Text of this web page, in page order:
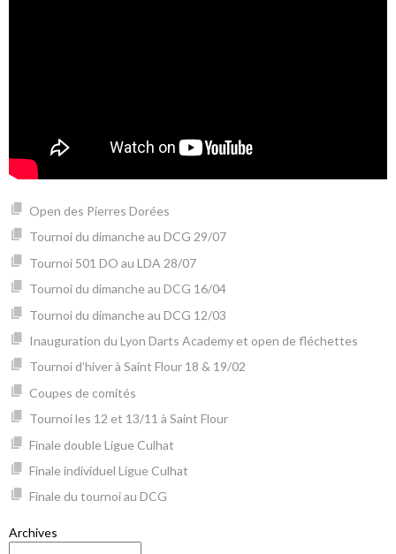
Open des Pierres Dorées
Tournoi du dimanche au DCG 29/07
Tournoi 501 DO au LDA 28/07
Tournoi du dimanche au DCG 16/04
Tournoi du dimanche au DCG 12/03
Inauguration du Lyon Darts Academy et open de fléchettes
Tournoi d’hiver à Saint Flour 18 & 19/02
Coupes de comités
Tournoi les 12 et 13/11 à Saint Flour
Finale double Ligue Culhat
Finale individuel Ligue Culhat
Finale du tournoi au DCG
Archives